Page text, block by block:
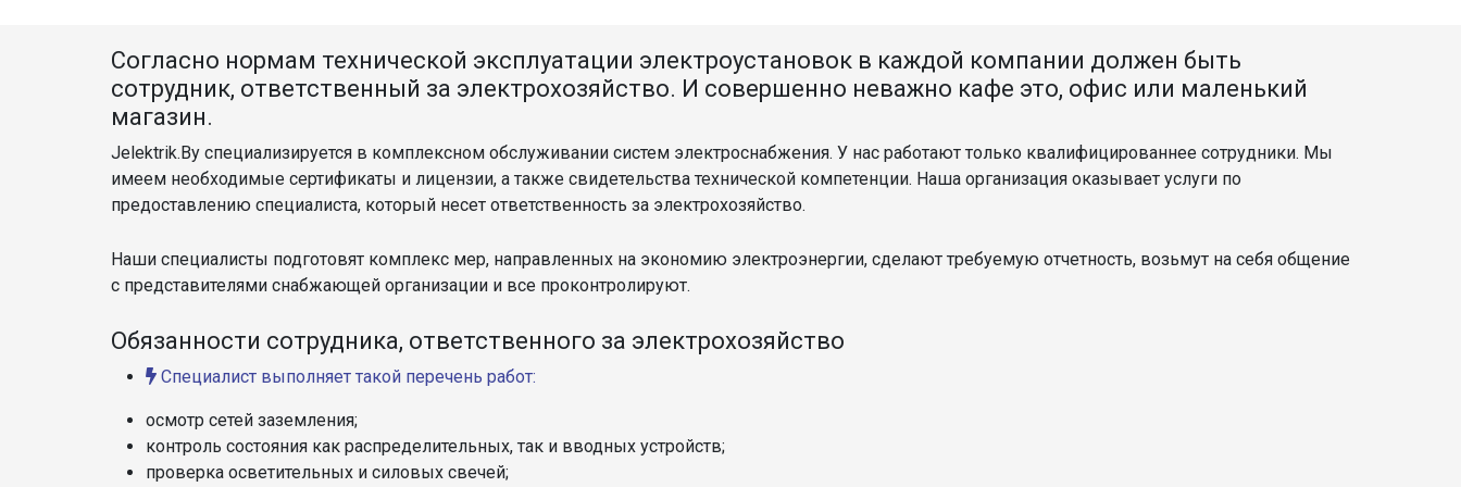
Согласно нормам технической эксплуатации электроустановок в каждой компании должен быть
сотрудник, ответственный за электрохозяйство. И совершенно неважно кафе это, офис или маленький
магазин.
Jelektrik.By специализируется в комплексном обслуживании систем электроснабжения. У нас работают только квалифицированнее сотрудники. Мы
имеем необходимые сертификаты и лицензии, а также свидетельства технической компетенции. Наша организация оказывает услуги по
предоставлению специалиста, который несет ответственность за электрохозяйство.
Наши специалисты подготовят комплекс мер, направленных на экономию электроэнергии, сделают требуемую отчетность, возьмут на себя общение
с представителями снабжающей организации и все проконтролируют.
Обязанности сотрудника, ответственного за электрохозяйство
Специалист выполняет такой перечень работ:
осмотр сетей заземления;
контроль состояния как распределительных, так и вводных устройств;
проверка осветительных и силовых свечей;